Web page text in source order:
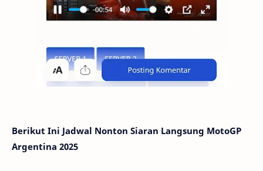
Berikut Ini Jadwal Nonton Siaran Langsung MotoGP
Argentina 2025